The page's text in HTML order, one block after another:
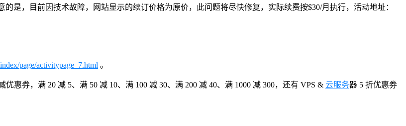
是，目前因技术故障，网站显示的续订价格为原价，此问题将尽快修复，实际续费按$30/月执行，活动地址：
page/activitypage_7.html 。
惠券，满 20 减 5、满 50 减 10、满 100 减 30、满 200 减 40、满 1000 减 300，还有 VPS & 云服务器 5 折优惠券